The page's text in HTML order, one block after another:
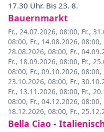
17.30 Uhr. Bis 23. 8.
Bauernmarkt
Fr., 24.07.2026, 08:00, Fr.,
08:00, Fr., 14.08.2026, 08:00,
28.08.2026, 08:00, Fr.,
Fr., 18.09.2026, 08:00, Fr.,
08:00, Fr., 09.10.2026, 08:00,
23.10.2026, 08:00, Fr.,
Fr., 13.11.2026, 08:00, Fr.,
08:00, Fr., 04.12.2026, 08:00,
18.12.2026, 08:00, Fr.,
Bella Ciao -